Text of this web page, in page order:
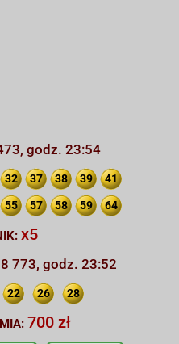
godz. 23:54
32 37 38 39 41
55 57 58 59 64
x5
773, godz. 23:52
22 26 28
700 zł